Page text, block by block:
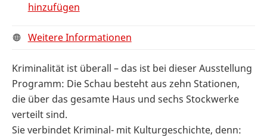
hinzufügen
Weitere Informationen
Kriminalität ist überall – das ist bei dieser Ausstellung
Programm: Die Schau besteht aus zehn Stationen,
die über das gesamte Haus und sechs Stockwerke
verteilt sind.
Sie verbindet Kriminal- mit Kulturgeschichte, denn: